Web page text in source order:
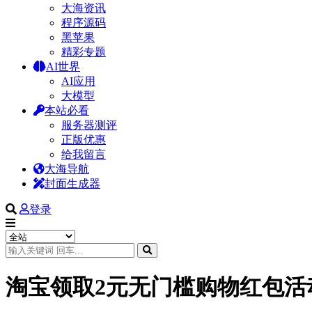
大海资讯
程序源码
黑苹果
精彩专题
AI世界
AI应用
大模型
本站必看
服务器测评
正版优惠
给我留言
大海导航
封面生成器
登录
淘宝领取2元无门槛购物红包活